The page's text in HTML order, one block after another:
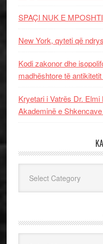
SPAÇI NUK E
New York, qyteti që
Kodi zakonor dhe
madhështore të
Kryetari i Vatrës Dr.
Akademinë e